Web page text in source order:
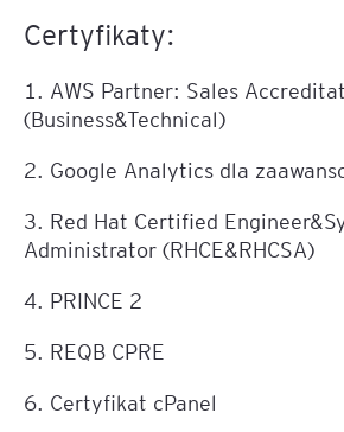
Certyfikaty:
1. AWS Partner: Sales
(Business&Technical)
2. Google Analytics dla
3. Red Hat Certified
Administrator (RHCE&RHCSA)
4. PRINCE 2
5. REQB CPRE
6. Certyfikat cPanel